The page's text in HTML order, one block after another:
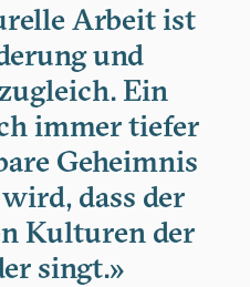
Arbeit ist
und
Ein
immer tiefer
Geheimnis
dass der
Kulturen der
singt.»